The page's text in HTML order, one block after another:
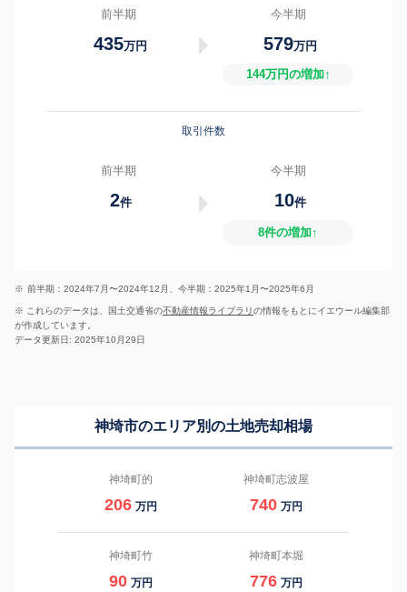
前半期
435万円
今半期
579万円
144万円の増加↑
取引件数
前半期
2件
今半期
10件
8件の増加↑
※ 前半期：2024年7月〜2024年12月、今半期：2025年1月〜2025年6月
※ これらのデータは、国土交通省の不動産情報ライブラリの情報をもとにイエウール編集部
が作成しています。
データ更新日: 2025年10月29日
神埼市のエリア別の土地売却相場
神埼町的
206 万円
神埼町志波屋
740 万円
神埼町竹
90 万円
神埼町本堀
776 万円